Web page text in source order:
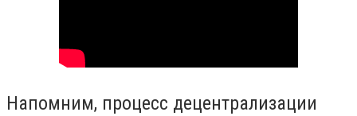
Напомним, процесс децентрализации